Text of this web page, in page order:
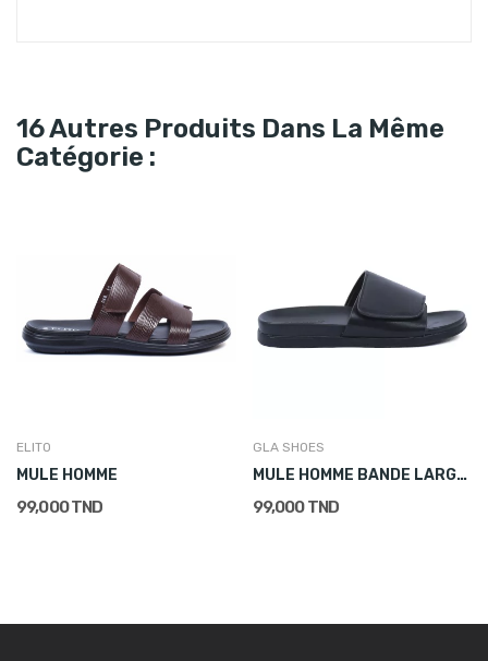
16 Autres Produits Dans La Même
Catégorie :
ELITO
MULE HOMME
99,000 TND
GLA SHOES
MULE HOMME BANDE LARGE À SCRATCH NOIR
99,000 TND